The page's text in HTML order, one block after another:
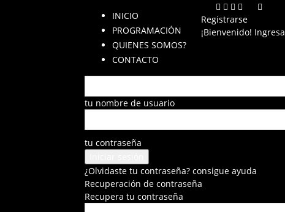
INICIO
PROGRAMACIÓN
QUIENES SOMOS?
CONTACTO
Registrarse
¡Bienvenido!
tu nombre de usuario
tu contraseña
¿Olvidaste tu contraseña? consigue ayuda
Recuperación de contraseña
Recupera tu contraseña